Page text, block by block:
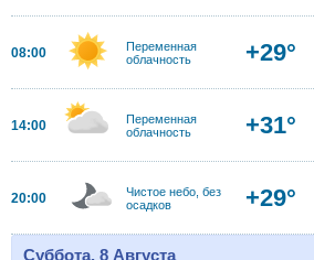
08:00
Переменная
облачность
+29°
14:00
Переменная
облачность
+31°
20:00
Чистое небо, без
осадков
+29°
Суббота, 8 Августа